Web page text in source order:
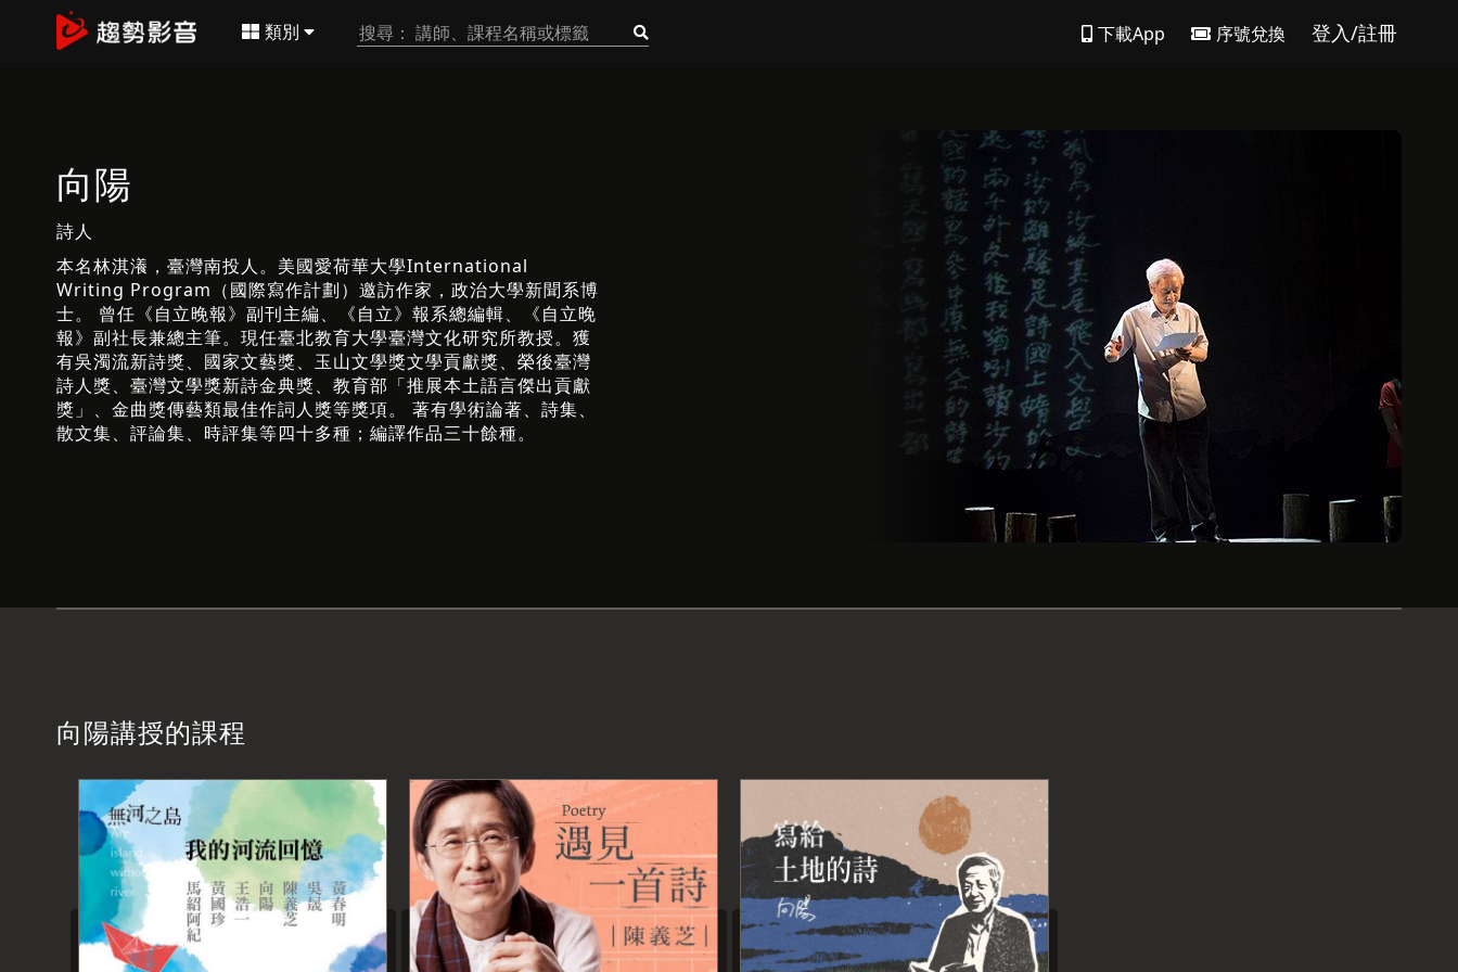
類別 下載App 序號兌換 登入/註冊
向陽
詩人
本名林淇瀁，臺灣南投人。美國愛荷華大學International
Writing Program（國際寫作計劃）邀訪作家，政治大學新聞系博
士。 曾任《自立晚報》副刊主編、《自立》報系總編輯、《自立晚
報》副社長兼總主筆。現任臺北教育大學臺灣文化研究所教授。獲
有吳濁流新詩獎、國家文藝獎、玉山文學獎文學貢獻獎、榮後臺灣
詩人獎、臺灣文學獎新詩金典獎、教育部「推展本土語言傑出貢獻
獎」、金曲獎傳藝類最佳作詞人獎等獎項。 著有學術論著、詩集、
散文集、評論集、時評集等四十多種；編譯作品三十餘種。
向陽講授的課程